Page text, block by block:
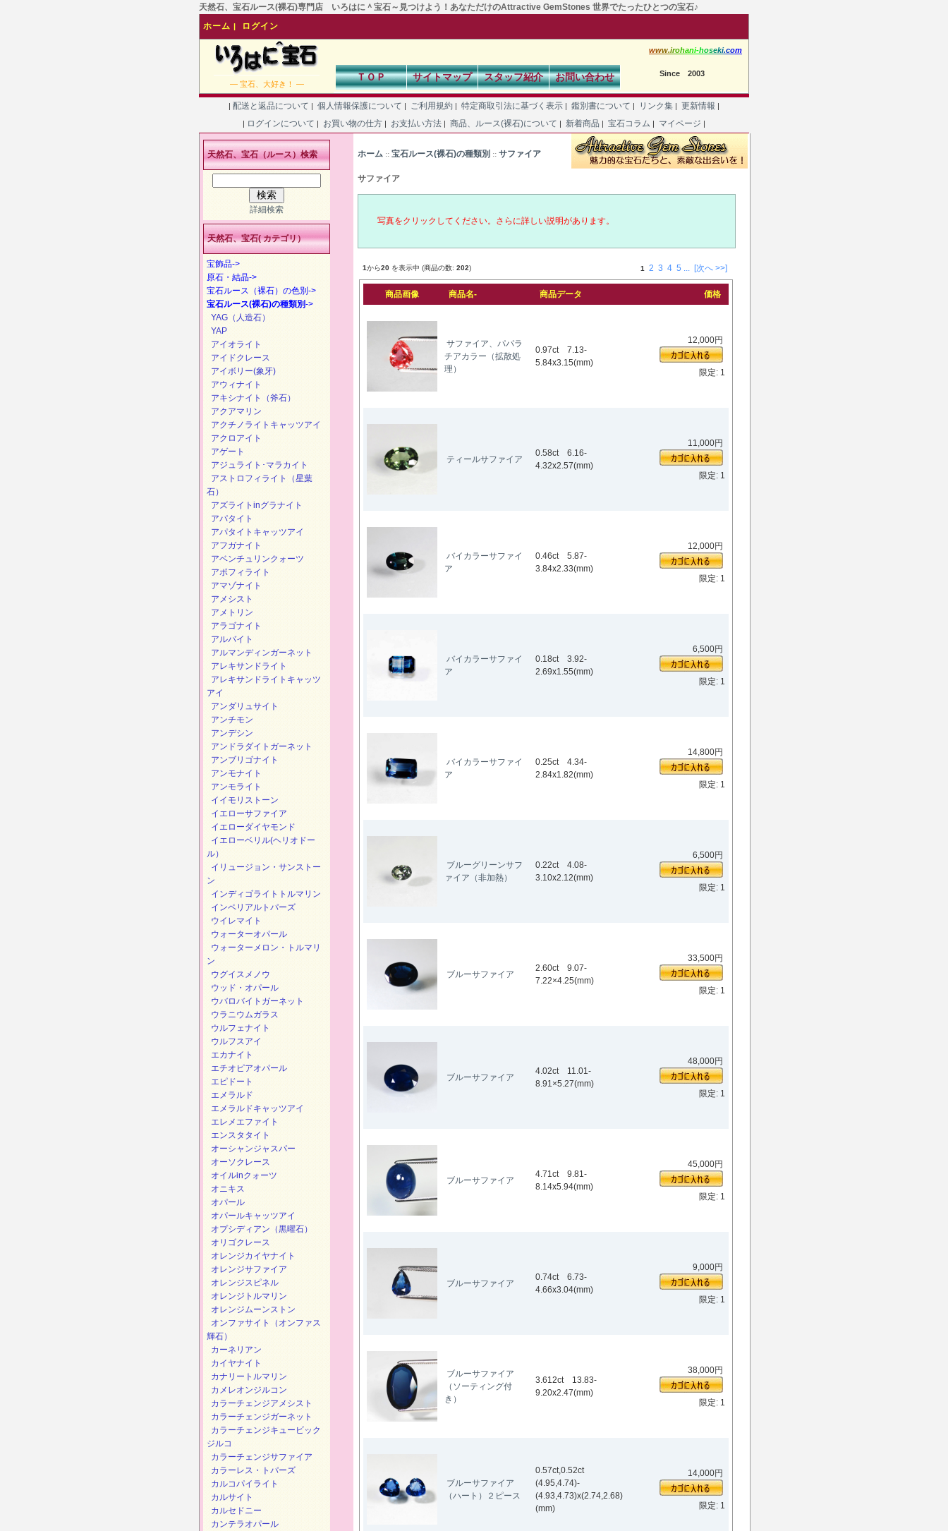
天然石、宝石ルース(裸石)専門店 いろはに＾宝石～見つけよう！あなただけのAttractive GemStones 世界でたったひとつの宝石♪
ホーム | ログイン
― 宝石、大好き！ ―
www.irohani-hoseki.com
ＴＯＰ サイトマップ スタッフ紹介 お問い合わせ Since 2003
| 配送と返品について | 個人情報保護について | ご利用規約 | 特定商取引法に基づく表示 | 鑑別書について | リンク集 | 更新情報 |
| ログインについて | お買い物の仕方 | お支払い方法 | 商品、ルース(裸石)について | 新着商品 | 宝石コラム | マイページ |
ホーム :: 宝石ルース(裸石)の種類別 :: サファイア
サファイア
写真をクリックしてください。さらに詳しい説明があります。
1から20 を表示中 (商品の数: 202) 1 2 3 4 5 ... [次へ >>]
商品画像 商品名- 商品データ 価格
サファイア、パパラ
チアカラー（拡散処
理）
0.97ct 7.13-
5.84x3.15(mm)
12,000円
限定: 1
ティールサファイア
0.58ct 6.16-
4.32x2.57(mm)
11,000円
限定: 1
バイカラーサファイ
ア
0.46ct 5.87-
3.84x2.33(mm)
12,000円
限定: 1
バイカラーサファイ
ア
0.18ct 3.92-
2.69x1.55(mm)
6,500円
限定: 1
バイカラーサファイ
ア
0.25ct 4.34-
2.84x1.82(mm)
14,800円
限定: 1
ブルーグリーンサフ
ァイア（非加熱）
0.22ct 4.08-
3.10x2.12(mm)
6,500円
限定: 1
ブルーサファイア
2.60ct 9.07-
7.22×4.25(mm)
33,500円
限定: 1
ブルーサファイア
4.02ct 11.01-
8.91×5.27(mm)
48,000円
限定: 1
ブルーサファイア
4.71ct 9.81-
8.14x5.94(mm)
45,000円
限定: 1
ブルーサファイア
0.74ct 6.73-
4.66x3.04(mm)
9,000円
限定: 1
ブルーサファイア
（ソーティング付
き）
3.612ct 13.83-
9.20x2.47(mm)
38,000円
限定: 1
ブルーサファイア
（ハート）２ピース
0.57ct,0.52ct
(4.95,4.74)-
(4.93,4.73)x(2.74,2.68)
(mm)
14,000円
限定: 1
天然石、宝石（ルース）検索
詳細検索
天然石、宝石( カテゴリ）
宝飾品->
原石・結晶->
宝石ルース（裸石）の色別->
宝石ルース(裸石)の種類別->
YAG（人造石）
YAP
アイオライト
アイドクレース
アイボリー(象牙)
アウィナイト
アキシナイト（斧石）
アクアマリン
アクチノライトキャッツアイ
アクロアイト
アゲート
アジュライト･マラカイト
アストロフィライト（星葉
石）
アズライトinグラナイト
アパタイト
アパタイトキャッツアイ
アフガナイト
アベンチュリンクォーツ
アポフィライト
アマゾナイト
アメシスト
アメトリン
アラゴナイト
アルバイト
アルマンディンガーネット
アレキサンドライト
アレキサンドライトキャッツ
アイ
アンダリュサイト
アンチモン
アンデシン
アンドラダイトガーネット
アンブリゴナイト
アンモナイト
アンモライト
イイモリストーン
イエローサファイア
イエローダイヤモンド
イエローベリル(ヘリオドー
ル）
イリュージョン・サンストー
ン
インディゴライトトルマリン
インペリアルトパーズ
ウイレマイト
ウォーターオパール
ウォーターメロン・トルマリ
ン
ウグイスメノウ
ウッド・オパール
ウバロバイトガーネット
ウラニウムガラス
ウルフェナイト
ウルフスアイ
エカナイト
エチオピアオパール
エピドート
エメラルド
エメラルドキャッツアイ
エレメエファイト
エンスタタイト
オーシャンジャスパー
オーソクレース
オイルinクォーツ
オニキス
オパール
オパールキャッツアイ
オプシディアン（黒曜石）
オリゴクレース
オレンジカイヤナイト
オレンジサファイア
オレンジスピネル
オレンジトルマリン
オレンジムーンストン
オンファサイト（オンファス
輝石）
カーネリアン
カイヤナイト
カナリートルマリン
カメレオンジルコン
カラーチェンジアメシスト
カラーチェンジガーネット
カラーチェンジキュービック
ジルコ
カラーチェンジサファイア
カラーレス・トパーズ
カルコパイライト
カルサイト
カルセドニー
カンテラオパール